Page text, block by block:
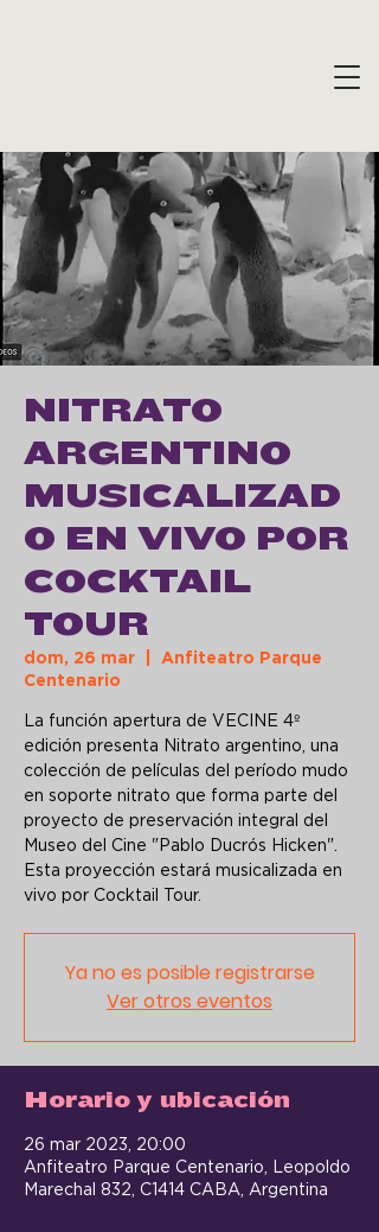
NITRATO
ARGENTINO
MUSICALIZAD
O EN VIVO POR
COCKTAIL
TOUR
dom, 26 mar
Anfiteatro Parque
Centenario
La función apertura de VECINE 4º
edición presenta Nitrato argentino, una
colección de películas del período mudo
en soporte nitrato que forma parte del
proyecto de preservación integral del
Museo del Cine "Pablo Ducrós Hicken".
Esta proyección estará musicalizada en
vivo por Cocktail Tour.
Ya no es posible registrarse
Ver otros eventos
Horario y ubicación
26 mar 2023, 20:00
Anfiteatro Parque Centenario, Leopoldo
Marechal 832, C1414 CABA, Argentina